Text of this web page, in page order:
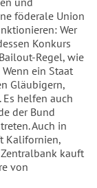
föderale Union
Wer
Konkurs
Regel, wie
ein Staat
Gläubigern,
Es helfen auch
der Bund
Auch in
Kalifornien,
kauft
von